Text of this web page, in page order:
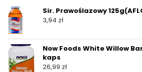
Sir. Prawoślazowy
3,94 zł
Now Foods White Willow
kaps
26,99 zł